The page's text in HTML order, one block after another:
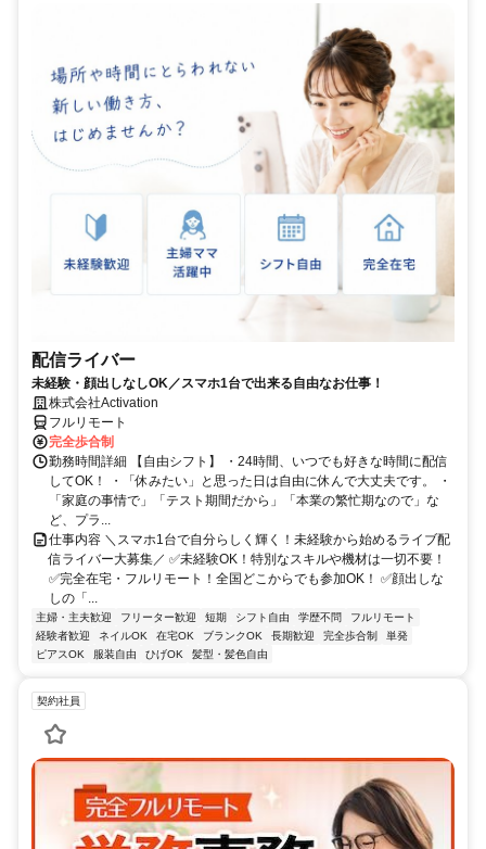
配信ライバー
未経験・顔出しなしOK／スマホ1台で出来る自由なお仕事！
株式会社Activation
フルリモート
完全歩合制
勤務時間詳細 【自由シフト】 ・24時間、いつでも好きな時間に配信
してOK！ ・「休みたい」と思った日は自由に休んで大丈夫です。 ・
「家庭の事情で」「テスト期間だから」「本業の繁忙期なので」な
ど、プラ...
仕事内容 ＼スマホ1台で自分らしく輝く！未経験から始めるライブ配
信ライバー大募集／ ✅未経験OK！特別なスキルや機材は一切不要！
✅完全在宅・フルリモート！全国どこからでも参加OK！ ✅顔出しな
しの「...
主婦・主夫歓迎 フリーター歓迎 短期 シフト自由 学歴不問
フルリモート
経験者歓迎
ネイルOK 在宅OK ブランクOK 長期歓迎 完全歩合制
単発
ピアスOK
服装自由 ひげOK 髪型・髪色自由
契約社員